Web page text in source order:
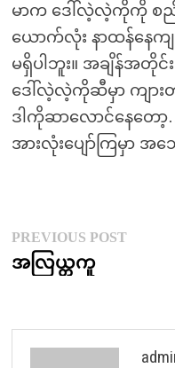
မာက ဒေါ်လဲ့လဲ့ကိုကို စည်း
ယောက်လုံး နာထန်နေက
မရှိပါဘူး။ အချိန်အတိုင်
ဒေါ်လဲ့လဲ့ကိုဆီမှာ ကျာ
ဒါကိုဆာလောင်နေတေ
အားလုံးပျော်ကြမှာ အသ
Post
navigation
PREVIOUS POSTPrevious
အလြယ္တကူ